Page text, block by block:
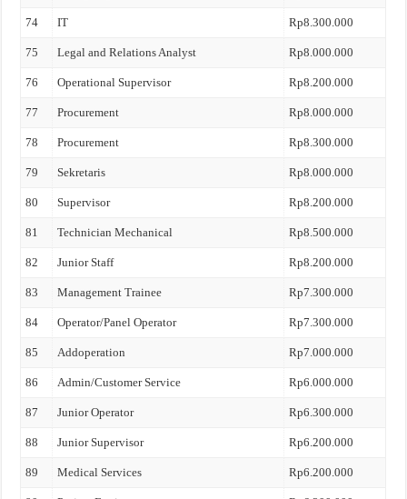
74 IT Rp8.300.000
75 Legal and Relations Analyst Rp8.000.000
76 Operational Supervisor Rp8.200.000
77 Procurement Rp8.000.000
78 Procurement Rp8.300.000
79 Sekretaris Rp8.000.000
80 Supervisor Rp8.200.000
81 Technician Mechanical Rp8.500.000
82 Junior Staff Rp8.200.000
83 Management Trainee Rp7.300.000
84 Operator/Panel Operator Rp7.300.000
85 Addoperation Rp7.000.000
86 Admin/Customer Service Rp6.000.000
87 Junior Operator Rp6.300.000
88 Junior Supervisor Rp6.200.000
89 Medical Services Rp6.200.000